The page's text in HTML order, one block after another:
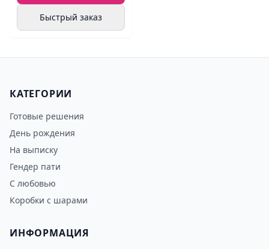
Быстрый заказ
КАТЕГОРИИ
Готовые решения
День рождения
На выписку
Гендер пати
С любовью
Коробки с шарами
ИНФОРМАЦИЯ